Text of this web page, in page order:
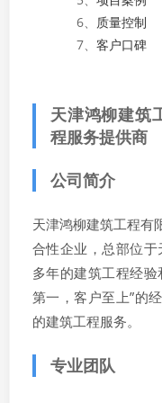
6、 质量控制
7、 客户口碑
天津鸿柳建筑
程服务提供商
公司简介
天津鸿柳建筑工程有
合性企业，总部位
多年的建筑工程经
第一，客户至上”的
的建筑工程服务。
专业团队